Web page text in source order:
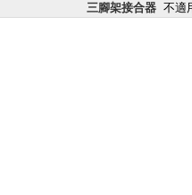
三腳架接合器 不適